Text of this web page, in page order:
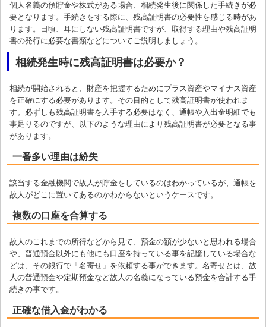
個人名義の預貯金や株式がある場合、相続発生後に関係した手続きが必
要となります。手続きをする際に、残高証明書の必要性を感じる時があ
ります。日頃、耳にしない残高証明書ですが、取得する理由や残高証明
書の発行に必要な書類などについてご説明しましょう。
相続発生時に残高証明書は必要か？
相続が開始されると、財産を把握するためにプラス資産やマイナス資産
を正確にする必要があります。その目的として残高証明書が使われま
す。必ずしも残高証明書を入手する必要はなく、通帳や入出金明細でも
事足りるのですが、以下のような理由により残高証明書が必要となる事
があります。
一番多い理由は紛失
該当する金融機関で故人が貯金をしているのはわかっているが、通帳を
故人がどこに置いてあるのかわからないというケースです。
複数の口座を合算する
故人のこれまでの所得などから見て、預金の額が少ないと思われる場合
や、普通預金以外にも他にも口座を持っている事を記憶している場合な
どは、その銀行で「名寄せ」を依頼する事ができます。名寄せとは、故
人の普通預金や定期預金など故人の名義になっている預金を合計する手
続きの事です。
正確な借入金がわかる